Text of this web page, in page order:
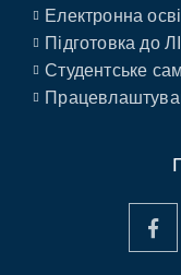
Електронна
Підготовка до
Студентське